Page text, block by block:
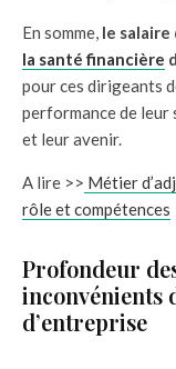
En somme, le salaire
la santé financière
pour ces dirigeants
performance de
et leur avenir.
A lire >> Métier
rôle et compétences
Profondeur
inconvénients
d’entreprise